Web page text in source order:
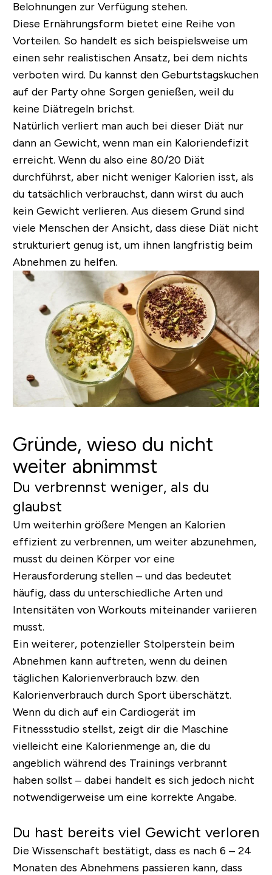
Belohnungen zur Verfügung stehen.
Diese Ernährungsform bietet eine Reihe von
Vorteilen. So handelt es sich beispielsweise um
einen sehr realistischen Ansatz, bei dem nichts
verboten wird. Du kannst den Geburtstagskuchen
auf der Party ohne Sorgen genießen, weil du
keine Diätregeln brichst.
Natürlich verliert man auch bei dieser Diät nur
dann an Gewicht, wenn man ein Kaloriendefizit
erreicht. Wenn du also eine 80/20 Diät
durchführst, aber nicht weniger Kalorien isst, als
du tatsächlich verbrauchst, dann wirst du auch
kein Gewicht verlieren. Aus diesem Grund sind
viele Menschen der Ansicht, dass diese Diät nicht
strukturiert genug ist, um ihnen langfristig beim
Abnehmen zu helfen.
Gründe, wieso du nicht
weiter abnimmst
Du verbrennst weniger, als du
glaubst
Um weiterhin größere Mengen an Kalorien
effizient zu verbrennen, um weiter abzunehmen,
musst du deinen Körper vor eine
Herausforderung stellen – und das bedeutet
häufig, dass du unterschiedliche Arten und
Intensitäten von Workouts miteinander variieren
musst.
Ein weiterer, potenzieller Stolperstein beim
Abnehmen kann auftreten, wenn du deinen
täglichen Kalorienverbrauch bzw. den
Kalorienverbrauch durch Sport überschätzt.
Wenn du dich auf ein Cardiogerät im
Fitnessstudio stellst, zeigt dir die Maschine
vielleicht eine Kalorienmenge an, die du
angeblich während des Trainings verbrannt
haben sollst – dabei handelt es sich jedoch nicht
notwendigerweise um eine korrekte Angabe.
Du hast bereits viel Gewicht verloren
Die Wissenschaft bestätigt, dass es nach 6 – 24
Monaten des Abnehmens passieren kann, dass